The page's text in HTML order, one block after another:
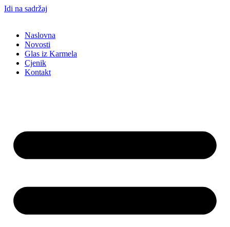
Idi na sadržaj
Naslovna
Novosti
Glas iz Karmela
Cjenik
Kontakt